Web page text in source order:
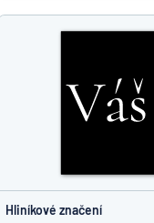
Hliníkové značení